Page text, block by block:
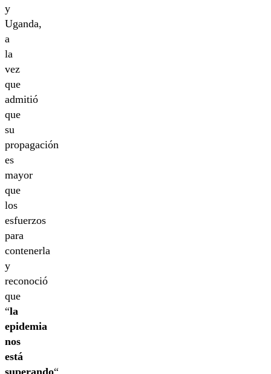
y
Uganda,
a
la
vez
que
admitió
que
su
propagación
es
mayor
que
los
esfuerzos
para
contenerla
y
reconoció
que
“la
epidemia
nos
está
superando“.